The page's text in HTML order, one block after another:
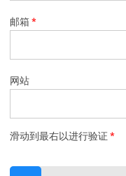
邮箱*
网站
滑动到最右以进行验证 *